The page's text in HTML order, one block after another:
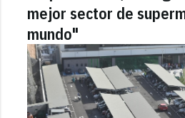
mejor sector de
mundo"